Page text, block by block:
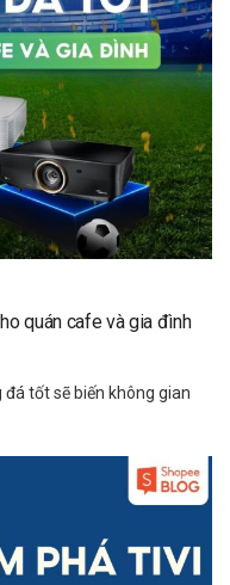
quán cafe và gia đình
tốt sẽ biến không gian